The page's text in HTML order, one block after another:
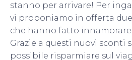
stanno per arrivare! Per
vi proponiamo in offerta
che hanno fatto
Grazie a questi nuovi sconti
possibile risparmiare sul